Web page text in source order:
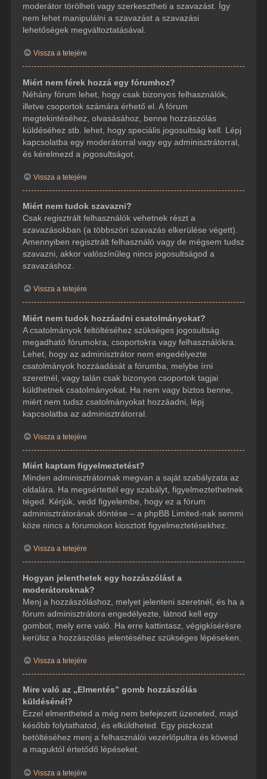
moderátor törölheti vagy szerkesztheti a szavazást. Így
nem lehet manipulálni a szavazást a szavazási
lehetőségek megváltoztatásával.
Vissza a tetejére
Miért nem férek hozzá egy fórumhoz?
Néhány fórum lehet, hogy csak bizonyos felhasználók,
illetve csoportok számára érhető el. A fórum
megtekintéséhez, olvasásához, benne hozzászólás
küldéséhez stb. lehet, hogy speciális jogosultság kell. Lépj
kapcsolatba egy moderátorral vagy egy adminisztrátorral,
és kérelmezd a jogosultságot.
Vissza a tetejére
Miért nem tudok szavazni?
Csak regisztrált felhasználók vehetnek részt a
szavazásokban (a többszöri szavazás elkerülése végett).
Amennyiben regisztrált felhasználó vagy de mégsem tudsz
szavazni, akkor valószínűleg nincs jogosultságod a
szavazáshoz.
Vissza a tetejére
Miért nem tudok hozzáadni csatolmányokat?
A csatolmányok feltöltéséhez szükséges jogosultság
megadható fórumokra, csoportokra vagy felhasználókra.
Lehet, hogy az adminisztrátor nem engedélyezte
csatolmányok hozzáadását a fórumba, melybe írni
szeretnél, vagy talán csak bizonyos csoportok tagjai
küldhetnek csatolmányokat. Ha nem vagy biztos benne,
miért nem tudsz csatolmányokat hozzáadni, lépj
kapcsolatba az adminisztrátorral.
Vissza a tetejére
Miért kaptam figyelmeztetést?
Minden adminisztrátornak megvan a saját szabályzata az
oldalára. Ha megsértettél egy szabályt, figyelmeztethetnek
téged. Kérjük, vedd figyelembe, hogy ez a fórum
adminisztrátorának döntése – a phpBB Limited-nak semmi
köze nincs a fórumokon kiosztott figyelmeztetésekhez.
Vissza a tetejére
Hogyan jelenthetek egy hozzászólást a
moderátoroknak?
Menj a hozzászóláshoz, melyet jelenteni szeretnél, és ha a
fórum adminisztrátora engedélyezte, látnod kell egy
gombot, mely erre való. Ha erre kattintasz, végigkísérésre
kerülsz a hozzászólás jelentéséhez szükséges lépéseken.
Vissza a tetejére
Mire való az „Elmentés” gomb hozzászólás
küldésénél?
Ezzel elmentheted a még nem befejezett üzeneted, majd
később folytathatod, és elküldheted. Egy piszkozat
betöltéséhez menj a felhasználói vezérlőpultra és kövesd
a maguktól értetődő lépéseket.
Vissza a tetejére